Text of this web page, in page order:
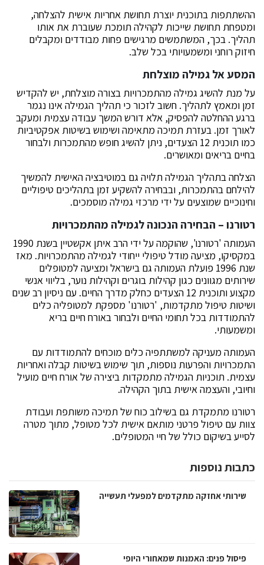
ההשתתפות בתוכנית יוצרת תחושת אחריות אישית להצלחה,
ומטפחת תחושת שייכות לקהילה תומכת שעוברת את אותו
תהליך. בכך, המשתמשים מרגישים פחות מבודדים ומקבלים
חיזוק רוחני ומשמעויותי בכל שלב.
המסע אל גמילה מוצלחת
על מנת להשיג גמילה מהתמכרויות בצורה מוצלחת, יש להקדיש
זמן ומאמץ לתהליך. חשוב לזכור כי תהליך הגמילה אינו נגמר
ברגע ההחלטה להפסיק, אלא דורש המשך עבודה עצמית ומעקב
לאורך זמן. בעזרת תמיכה מתאימה ושימוש בשיטות אפקטיביות
כמו תוכנית 12 הצעדים, ניתן להשיג חופש מהתמכרות ולבחור
בחיים בריאים ומאושרים.
הצלחה בתהליך הגמילה תלויה גם במוטיבציה האישית להמשיך
להילחם בהתמכרות, ובבחירה להשקיע זמן בתהליכים טיפוליים
וחינוכיים שמוצעים על ידי מרכזי גמילה מוסמכים.
רטורנו – הבחירה הנכונה לגמילה מהתמכרויות
העמותה 'רטורנו', שהוקמה על ידי הרב איתן אקשטיין בשנת 1990
במקסיקו, מציעה מודל טיפולי ייחודי לגמילה מהתמכרויות. מאז
שנת 1996 פועלת העמותה גם בישראל ומציעה למטופלים
שירותים מגוונים כגון קהילות בוגרים וקהילות נוער, בליווי אנשי
מקצוע ותוכנית 12 הצעדים כחלק מדרך החיים. עם ניסיון רב שנים
ושיטות טיפול מתקדמות, 'רטורנו' מספקת למטופליה כלים
להתמודדות בכל תחומי החיים ולבחור באורח חיים בריא
ומשמעותי.
העמותה מעניקה למשתתפיה כלים מוכחים להתמודדות עם
התמכרויות והפרעות נוספות, תוך שימוש בשיטות קבלה ואחריות
עצמית. תוכניות הגמילה מתמקדות ביצירה של אורח חיים מועיל
וחיובי, והעצמה אישית בתוך הקהילה.
רטורנו מתמקדת גם בשילוב כוח של תמיכה משותפת ועבודת
צוות עם טיפול פרטני מותאם אישית לכל מטופל, מתוך מטרה
לסייע בשיקום כולל של חיי המטופלים.
כתבות נוספות
שירותי אחזקה מתקדמים למפעלי תעשייה
פיסול פנים: האמנות שמאחורי היופי